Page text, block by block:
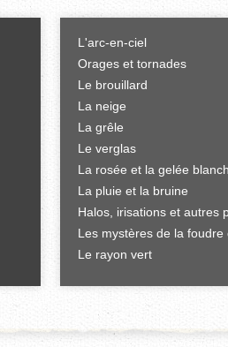
L'arc-en-ciel
Orages et tornades
Le brouillard
La neige
La grêle
Le verglas
La rosée et la gelée
La pluie et la bruine
Halos, irisations et autres
Les mystères de la foudre
Le rayon vert